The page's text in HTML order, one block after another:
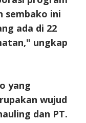
sembako ini
ada di 22
ungkap
yang
wujud
dan PT.